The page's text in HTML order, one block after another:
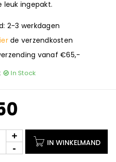
leuk ingepakt.
2-3 werkdagen
de verzendkosten
vanaf €65,-
In Stock
IN WINKELMAND